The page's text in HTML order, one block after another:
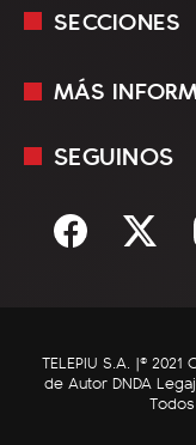
SECCIONES
En Vivo
Sociedad
C5N Autos
RatingCero
MÁS
Mediakit
Términos y
SEGUINOS
TELEPIU S.A. |©
de Autor DNDA